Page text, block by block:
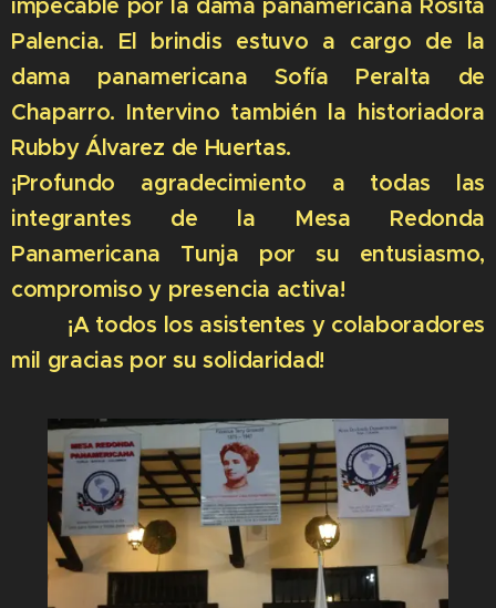
impecable por la dama panamericana Rosita
Palencia. El brindis estuvo a cargo de la
dama panamericana Sofía Peralta de
Chaparro. Intervino también la historiadora
Rubby Álvarez de Huertas.
¡Profundo agradecimiento a todas las
integrantes de la Mesa Redonda
Panamericana Tunja por su entusiasmo,
compromiso y presencia activa!
¡A todos los asistentes y colaboradores
mil gracias por su solidaridad!